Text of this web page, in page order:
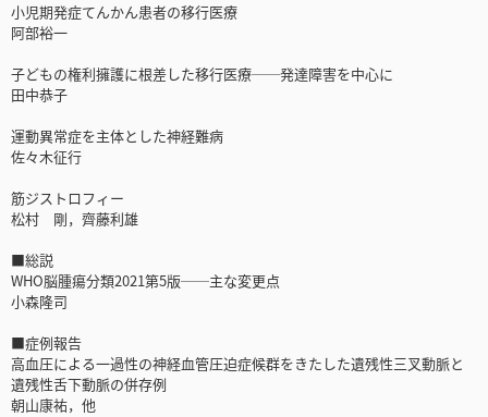
小児期発症てんかん患者の移行医療
阿部裕一
子どもの権利擁護に根差した移行医療──発達障害を中心に
田中恭子
運動異常症を主体とした神経難病
佐々木征行
筋ジストロフィー
松村 剛，齊藤利雄
■総説
WHO脳腫瘍分類2021第5版──主な変更点
小森隆司
■症例報告
高血圧による一過性の神経血管圧迫症候群をきたした遺残性三叉動脈と
遺残性舌下動脈の併存例
朝山康祐，他